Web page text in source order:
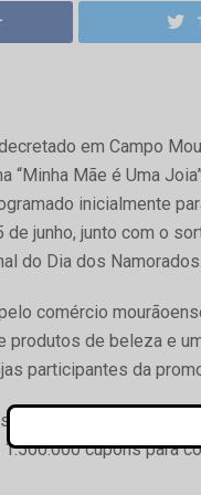
em Campo
“Minha Mãe é Uma
inicialmente
de junho, junto com o
do Dia dos
comércio
produtos de beleza e
participantes da
associadas da
cupons para